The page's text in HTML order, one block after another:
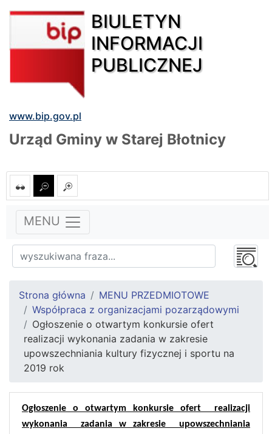
BIULETYN
INFORMACJI
PUBLICZNEJ
www.bip.gov.pl
Urząd Gminy w Starej Błotnicy
MENU
Strona główna
MENU PRZEDMIOTOWE
Współpraca z organizacjami pozarządowymi
Ogłoszenie o otwartym konkursie ofert
realizacji wykonania zadania w zakresie
upowszechniania kultury fizycznej i sportu na
2019 rok
Ogłoszenie o otwartym konkursie ofert realizacji
wykonania zadania w zakresie upowszechniania